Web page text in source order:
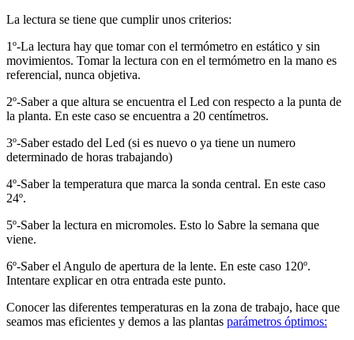
La lectura se tiene que cumplir unos criterios:
1º-La lectura hay que tomar con el termómetro en estático y sin
movimientos. Tomar la lectura con en el termómetro en la mano es
referencial, nunca objetiva.
2º-Saber a que altura se encuentra el Led con respecto a la punta de
la planta. En este caso se encuentra a 20 centímetros.
3º-Saber estado del Led (si es nuevo o ya tiene un numero
determinado de horas trabajando)
4º-Saber la temperatura que marca la sonda central. En este caso
24º.
5º-Saber la lectura en micromoles. Esto lo Sabre la semana que
viene.
6º-Saber el Angulo de apertura de la lente. En este caso 120º.
Intentare explicar en otra entrada este punto.
Conocer las diferentes temperaturas en la zona de trabajo, hace que
seamos mas eficientes y demos a las plantas parámetros óptimos: